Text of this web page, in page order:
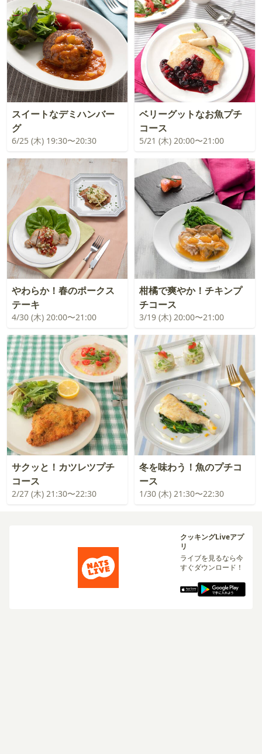
スイートなデミハンバー
グ
6/25 (木) 19:30〜20:30
ベリーグットなお魚プチ
コース
5/21 (木) 20:00〜21:00
やわらか！春のポークス
テーキ
4/30 (木) 20:00〜21:00
柑橘で爽やか！チキンプ
チコース
3/19 (木) 20:00〜21:00
サクッと！カツレツプチ
コース
2/27 (木) 21:30〜22:30
冬を味わう！魚のプチコ
ース
1/30 (木) 21:30〜22:30
クッキングLiveアプ
リ
ライブを見るなら今
すぐダウンロード！